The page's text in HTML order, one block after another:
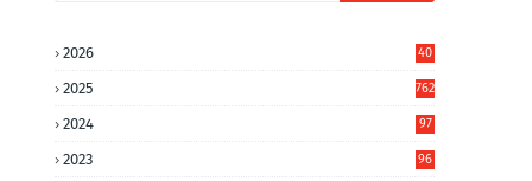
2026
40
2025 762
2024
97
2023
96